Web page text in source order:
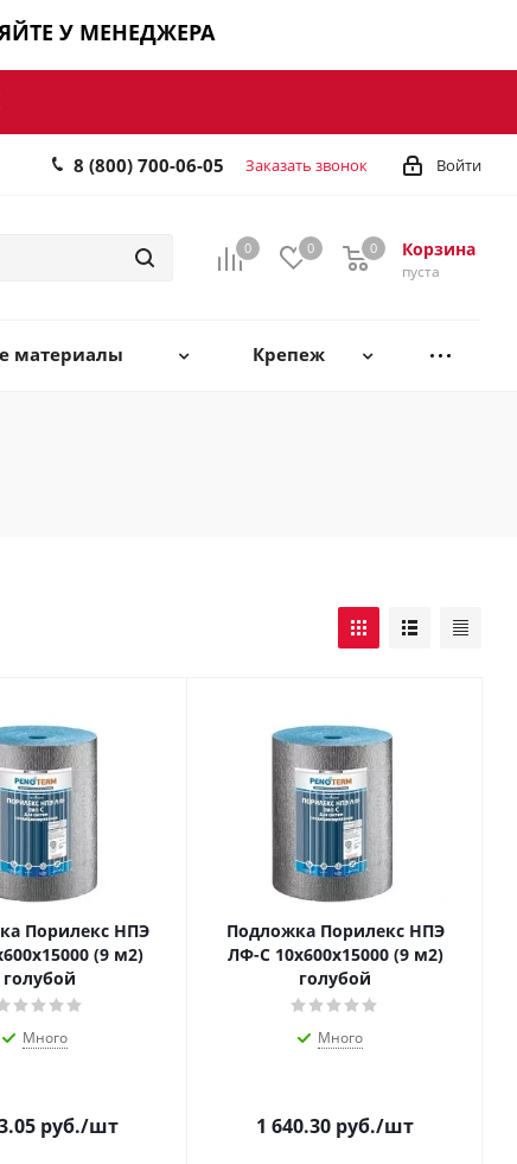
У МЕНЕДЖЕРА
Войти
8 (800) 700-06-05 Заказать звонок
0 0 Корзина
0
пуста
0
материалы Крепеж
Порилекс НПЭ
(9 м2)
голубой
Много
руб./шт
Подложка Порилекс НПЭ
ЛФ-С 10х600х15000 (9 м2)
голубой
Много
1 640.30 руб./шт